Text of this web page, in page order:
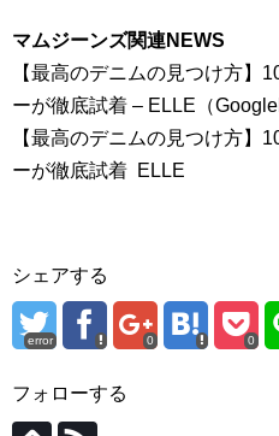
マムジーンズ関連NEWS
【最高のデニムの見つけ方】
ーが徹底試着 – ELLE（
【最高のデニムの見つけ方】
ーが徹底試着 ELLE
シェアする
error 0 0
フォローする